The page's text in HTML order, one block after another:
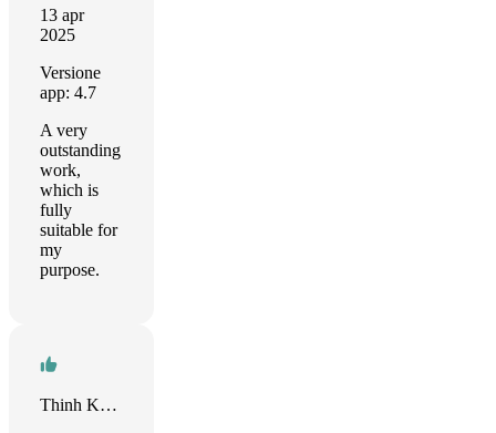
13 apr
2025
Versione
app: 4.7
A very
outstanding
work,
which is
fully
suitable for
my
purpose.
Thinh Khuat